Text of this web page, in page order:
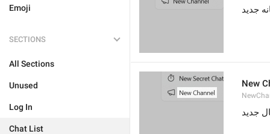
Emoji
SECTIONS
All Sections
Unused
Log In
Chat List
جدید
New
جدید